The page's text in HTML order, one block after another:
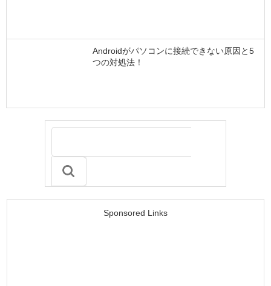
Androidがパソコンに接続できない原因と5
つの対処法！
Sponsored Links